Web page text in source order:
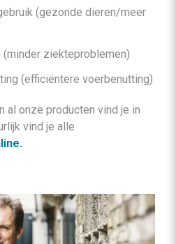
(gezonde dieren/meer
ziekteproblemen)
(efficiëntere voerbenutting)
al onze producten vind je in
vind je alle